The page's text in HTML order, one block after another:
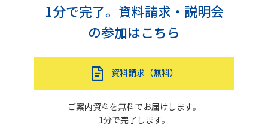
1分で完了。資料請求・説明会
の参加はこちら
資料請求（無料）
ご案内資料を無料でお届けします。
1分で完了します。